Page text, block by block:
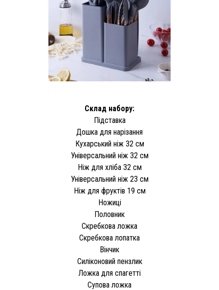
Склад набору:
Підставка
Дошка для нарізання
Кухарський ніж 32 см
Універсальний ніж 32 см
Ніж для хліба 32 см
Універсальний ніж 23 см
Ніж для фруктів 19 см
Ножиці
Половник
Скребкова ложка
Скребкова лопатка
Вінчик
Силіконовий пензлик
Ложка для спагетті
Супова ложка